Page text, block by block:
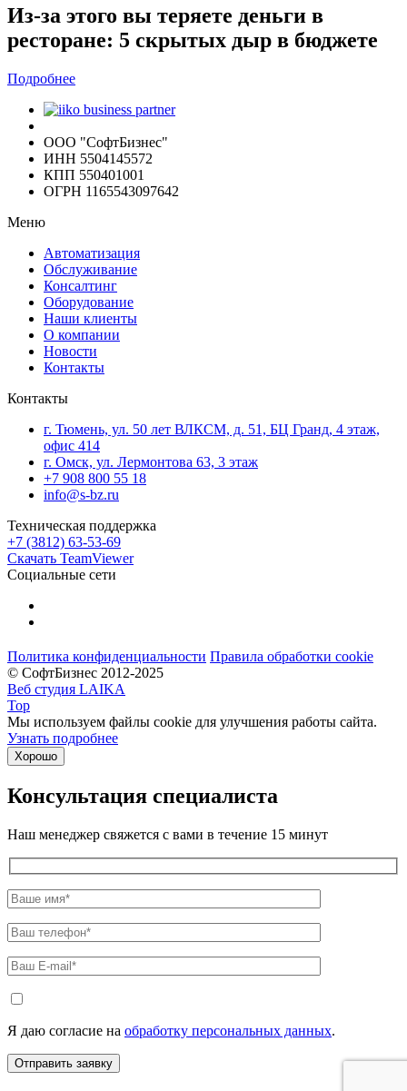
Из-за этого вы теряете деньги в
ресторане: 5 скрытых дыр в бюджете
Подробнее
ООО "СофтБизнес"
ИНН 5504145572
КПП 550401001
ОГРН 1165543097642
Меню
Автоматизация
Обслуживание
Консалтинг
Оборудование
Наши клиенты
О компании
Новости
Контакты
Контакты
г. Тюмень, ул. 50 лет ВЛКСМ, д. 51, БЦ Гранд, 4 этаж,
офис 414
г. Омск, ул. Лермонтова 63, 3 этаж
+7 908 800 55 18
info@s-bz.ru
Техническая поддержка
+7 (3812) 63-53-69
Скачать TeamViewer
Социальные сети
Политика конфиденциальности Правила обработки cookie
© СофтБизнес 2012-2025
Веб студия LAIKA
Top
Мы используем файлы cookie для улучшения работы сайта.
Узнать подробнее
Хорошо
Консультация специалиста
Наш менеджер свяжется с вами в течение 15 минут
Я даю согласие на обработку персональных данных.